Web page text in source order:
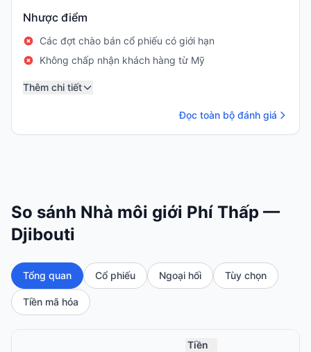
Nhược điểm
Các đợt chào bán cổ phiếu có giới hạn
Không chấp nhận khách hàng từ Mỹ
Thêm chi tiết
Đọc toàn bộ đánh giá
So sánh Nhà môi giới Phí Thấp —
Djibouti
Tổng quan Cổ phiếu Ngoại hối Tùy chọn
Tiền mã hóa
Tiền